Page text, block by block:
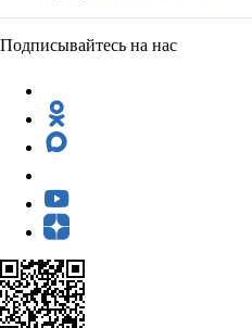
Подписывайтесь на нас